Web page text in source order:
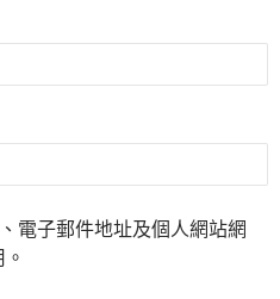
電子郵件地址及個人網站網